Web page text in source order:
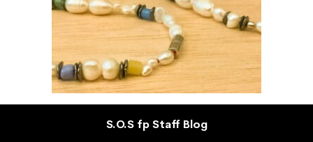
S.O.S fp Staff Blog